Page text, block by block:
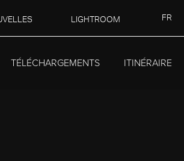
LIGHTROOM FR
TÉLÉCHARGEMENTS ITINÉRAIRE